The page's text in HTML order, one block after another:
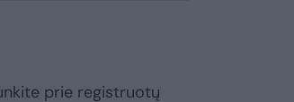
prie registruotų